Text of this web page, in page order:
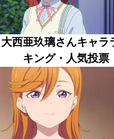
大西亜玖璃さんキャラ
キング・人気投票